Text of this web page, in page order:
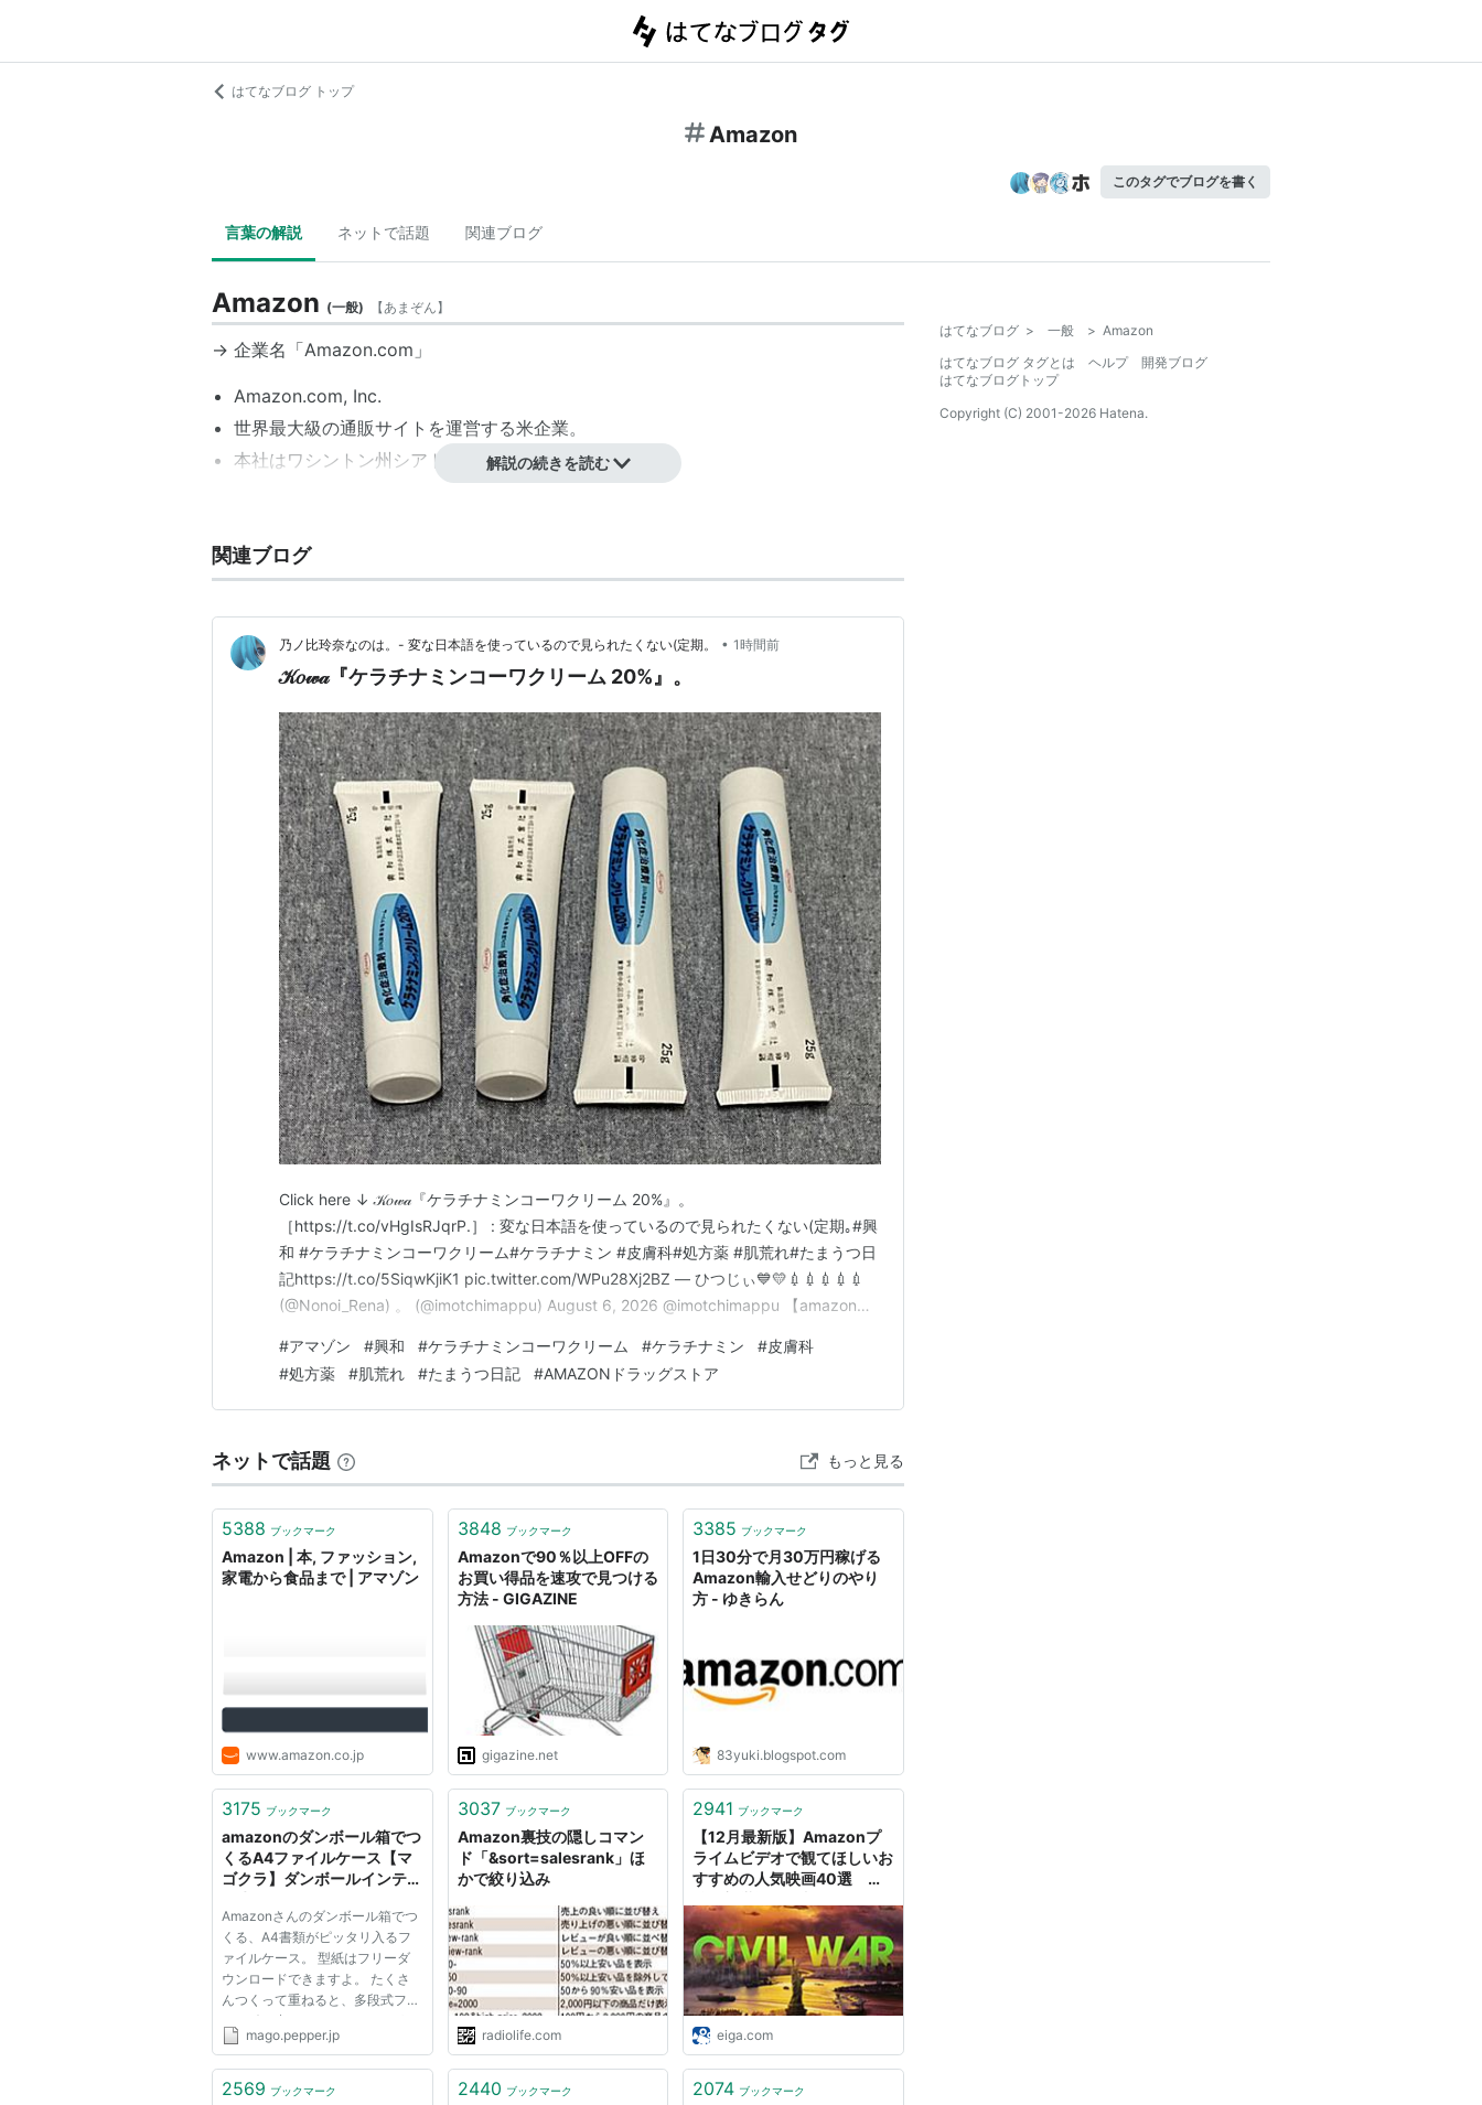
はてなブログ トップ
Amazon
このタグでブログを書く
言葉の解説 ネットで話題 関連ブログ
Amazon (一般) 【あまぞん】
→ 企業名「Amazon.com 」
Amazon.com, Inc.
世界最大級の通販サイトを運営する米企業。
本社はワシントン州シアトル
→ 通販サイト（日本）「
Amazon.comの日本法人アマゾンジャパン株式会社が運営している通販サイト
→ 一般「アマゾン」
解説の続きを読む
関連ブログ
乃ノ比玲奈なのは。- 変な日本語を使っているので見られたくない(定期。 • 1時間前
𝒦𝑜𝓌𝒶『ケラチナミンコーワクリーム 20%』。
Click here ↓ 𝒦𝑜𝓌𝒶『ケラチナミンコーワクリーム 20%』。
［https://t.co/vHgIsRJqrP.］ : 変な日本語を使っているので見られたくない(定期｡#興
和 #ケラチナミンコーワクリーム#ケラチナミン #皮膚科#処方薬 #肌荒れ#たまうつ日
記https://t.co/5SiqwKjiK1 pic.twitter.com/WPu28Xj2BZ — ひつじぃ💙💛💉💉💉💉💉
(@Nonoi_Rena) 。 (@imotchimappu) August 6, 2026 @imotchimappu 【amazon】
#アマゾン #興和 #ケラチナミンコーワクリーム #ケラチナミン #皮膚科
#処方薬 #肌荒れ #たまうつ日記 #AMAZONドラッグストア
ネットで話題 もっと見る
5388 ブックマーク
Amazon | 本, ファッション,
家電から食品まで | アマゾン
www.amazon.co.jp
3848 ブックマーク
Amazonで90％以上OFFの
お買い得品を速攻で見つける
方法 - GIGAZINE
gigazine.net
3385 ブックマーク
1日30分で月30万円稼げる
Amazon輸入せどりのやり
方 - ゆきらん
83yuki.blogspot.com
3175 ブックマーク
amazonのダンボール箱でつ
くるA4ファイルケース【マ
ゴクラ】ダンボールインテリ
Amazonさんのダンボール箱でつ
くる、A4書類がピッタリ入るフ
ァイルケース。 型紙はフリーダ
ウンロードできますよ。 たくさ
んつくって重ねると、多段式ファ
イル引き出しになります。 もう
どの家にもひとつやふたつはきっ
箱。 「材料ってどこで手に入る
mago.pepper.jp
3037 ブックマーク
Amazon裏技の隠しコマン
ド「&sort=salesrank」ほ
かで絞り込み
radiolife.com
2941 ブックマーク
【12月最新版】Amazonプ
ライムビデオで観てほしいお
すすめの人気映画40選 ～
- 映画.com
eiga.com
2569 ブックマーク 2440 ブックマーク 2074 ブックマーク
はてなブログ > 一般 > Amazon
はてなブログ タグとは
ヘルプ
開発ブログ
はてなブログトップ
Copyright (C) 2001-2026 Hatena.